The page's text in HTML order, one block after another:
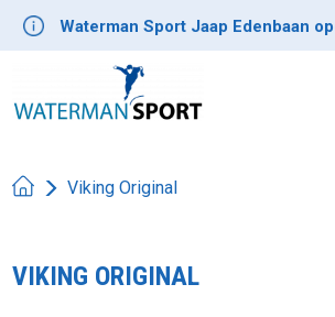
Waterman Sport Jaap Edenbaan
Viking Original
VIKING ORIGINAL